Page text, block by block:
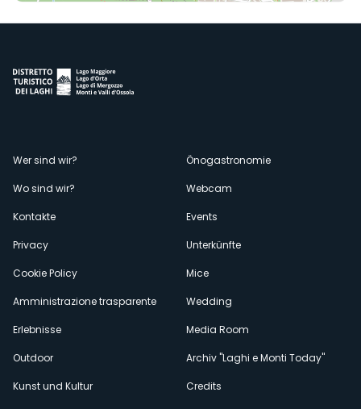
Menù
secondario
Wer sind wir?
Wo sind wir?
Kontakte
Privacy
Cookie Policy
Amministrazione trasparente
Erlebnisse
Outdoor
Kunst und Kultur
Önogastronomie
Webcam
Events
Unterkünfte
Mice
Wedding
Media Room
Archiv "Laghi e Monti Today"
Credits